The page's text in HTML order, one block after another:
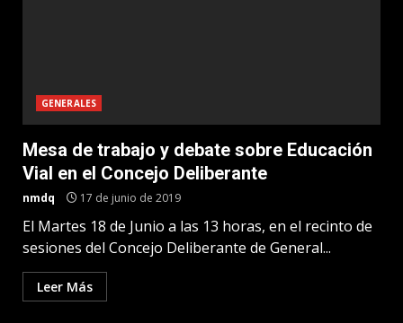
GENERALES
Mesa de trabajo y debate sobre Educación
Vial en el Concejo Deliberante
nmdq 17 de junio de 2019
El Martes 18 de Junio a las 13 horas, en el recinto de
sesiones del Concejo Deliberante de General...
Leer Más